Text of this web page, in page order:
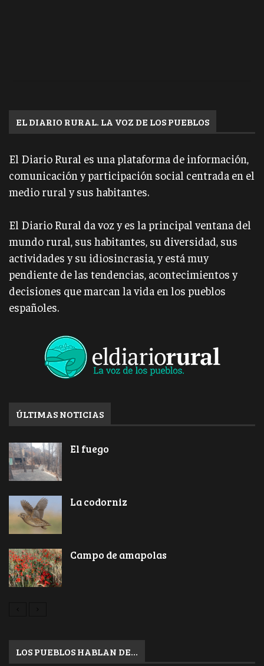
EL DIARIO RURAL. LA VOZ DE LOS PUEBLOS
El Diario Rural es una plataforma de información,
comunicación y participación social centrada en el
medio rural y sus habitantes.
El Diario Rural da voz y es la principal ventana del
mundo rural, sus habitantes, su diversidad, sus
actividades y su idiosincrasia, y está muy
pendiente de las tendencias, acontecimientos y
decisiones que marcan la vida en los pueblos
españoles.
ÚLTIMAS NOTICIAS
El fuego
La codorniz
Campo de amapolas
LOS PUEBLOS HABLAN DE…